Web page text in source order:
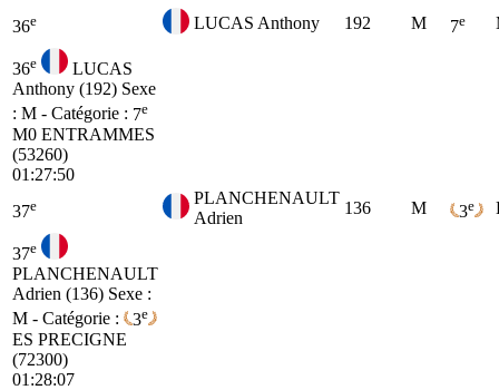
36e LUCAS Anthony 192 M 7e
36e
LUCAS
Anthony (192) Sexe
: M - Catégorie : 7e
M0 ENTRAMMES
(53260)
01:27:50
37e
PLANCHENAULT
Adrien
136 M 3e
37e
PLANCHENAULT
Adrien (136) Sexe :
M - Catégorie :
3e
ES PRECIGNE
(72300)
01:28:07